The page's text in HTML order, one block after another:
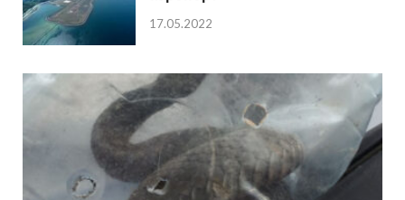
17.05.2022